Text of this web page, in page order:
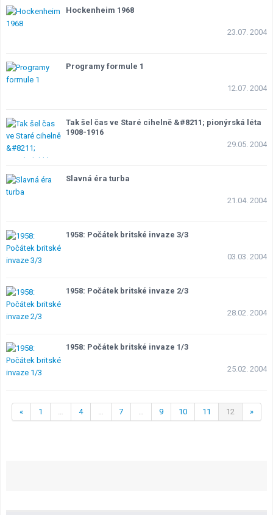
Hockenheim 1968
23.07. 2004
Programy formule 1
12.07. 2004
Tak šel čas ve Staré cihelně &#8211; pionýrská léta
1908-1916
29.05. 2004
Slavná éra turba
21.04. 2004
1958: Počátek britské invaze 3/3
03.03. 2004
1958: Počátek britské invaze 2/3
28.02. 2004
1958: Počátek britské invaze 1/3
25.02. 2004
« 1 … 4 … 7 … 9 10 11 12 »